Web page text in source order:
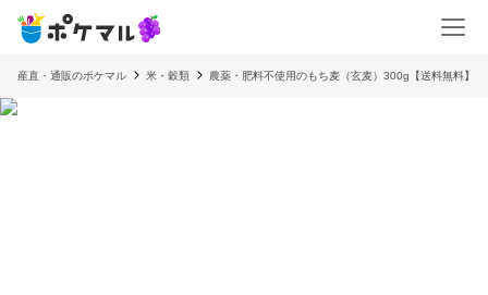
産直・通販のポケマル 米・穀類 農薬・肥料不使用のもち麦（玄麦）300g【送料無料】